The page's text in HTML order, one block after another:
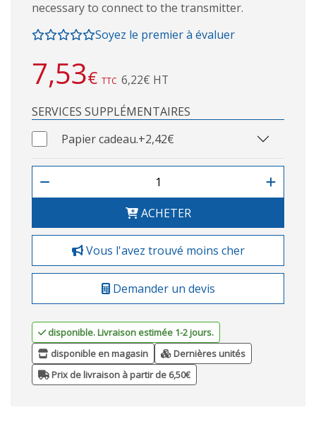
necessary to connect to the transmitter.
Soyez le premier à évaluer
7,53€ TTC 6,22€ HT
SERVICES SUPPLÉMENTAIRES
Papier cadeau.+2,42€
ACHETER
Vous l'avez trouvé moins cher
Demander un devis
disponible. Livraison estimée 1-2 jours.
disponible en magasin
Dernières unités
Prix de livraison à partir de 6,50€